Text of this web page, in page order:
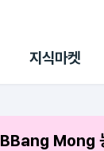
지식마켓
BBang Mong